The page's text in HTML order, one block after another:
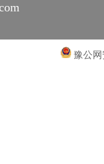
豫公网